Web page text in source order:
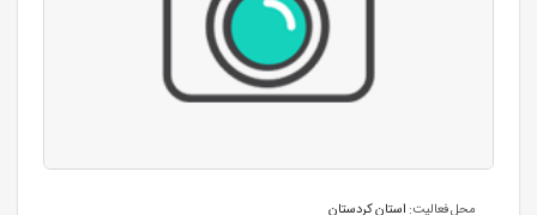
محل فعالیت: استان كردستان